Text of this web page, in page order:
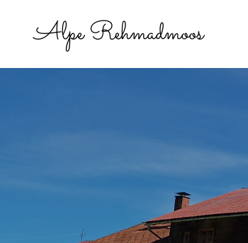
Alpe Rehmadmoos